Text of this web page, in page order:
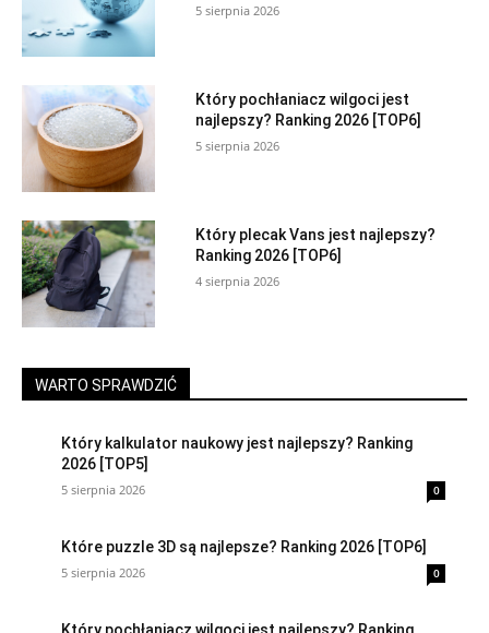
5 sierpnia 2026
Który pochłaniacz wilgoci jest
najlepszy? Ranking 2026 [TOP6]
5 sierpnia 2026
Który plecak Vans jest najlepszy?
Ranking 2026 [TOP6]
4 sierpnia 2026
WARTO SPRAWDZIĆ
Który kalkulator naukowy jest najlepszy? Ranking
2026 [TOP5]
5 sierpnia 2026 0
Które puzzle 3D są najlepsze? Ranking 2026 [TOP6]
5 sierpnia 2026 0